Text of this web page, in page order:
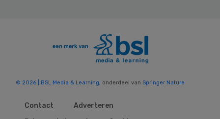
© 2026 | BSL Media & Learning , onderdeel van Springer Nature
Contact
Adverteren